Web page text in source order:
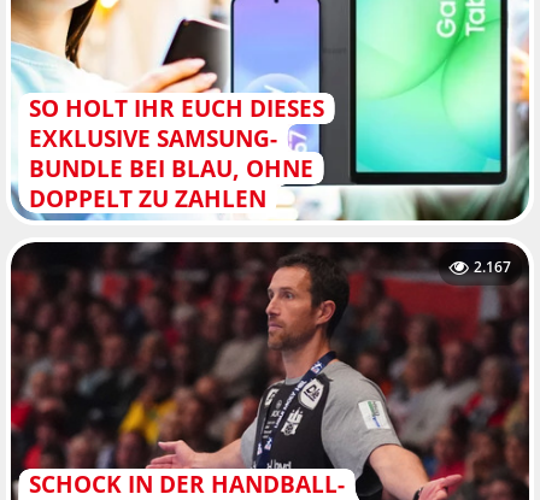
SO HOLT IHR EUCH DIESES
EXKLUSIVE SAMSUNG-
BUNDLE BEI BLAU, OHNE
DOPPELT ZU ZAHLEN
SCHOCK IN DER HANDBALL-
2.167